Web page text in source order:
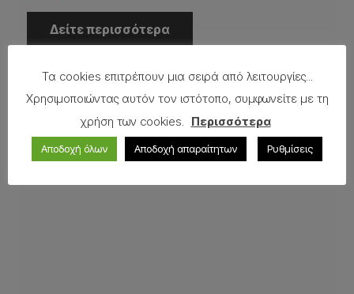
Δείτε περισσότερα
Τα cookies επιτρέπουν μια σειρά από λειτουργίες...
Χρησιμοποιώντας αυτόν τον ιστότοπο, συμφωνείτε με τη
χρήση των cookies. Περισσότερα
Αποδοχή όλων Αποδοχή απαραίτητων Ρυθμίσεις